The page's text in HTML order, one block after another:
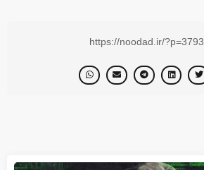
https://noodad.ir/?p=3793